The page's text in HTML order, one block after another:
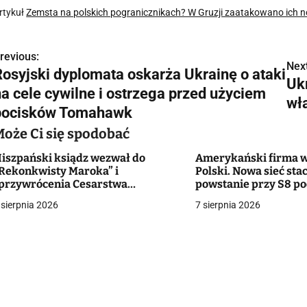
Zemsta na polskich pogranicznikach? W Gruzji zaatakowano ich
dyplomata oskarża Ukrainę o ataki
cele cywilne i ostrzega przed użyciem
Tomahawk
Ci się spodobać
ksiądz wezwał do
Maroka” i
Cesarstwa
2026
Amerykański firma
Polski. Nowa sieć
powstanie przy S8
7 sierpnia 2026